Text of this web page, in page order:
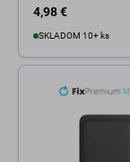
4,98 €
SKLADOM 10+ ks